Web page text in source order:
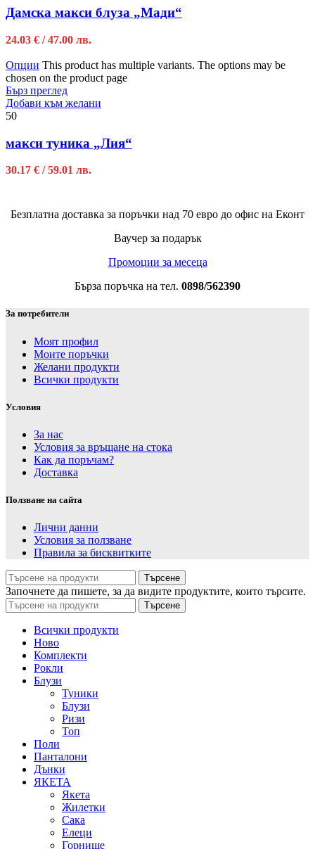
Дамска макси блуза „Мади“
24.03 € / 47.00 лв.
Опции This product has multiple variants. The options may be
chosen on the product page
Бърз преглед
Добави към желани
50
макси туника „Лия“
30.17 € / 59.01 лв.
Безплатна доставка за поръчки над 70 евро до офис на Еконт
Ваучер за подарък
Промоции за месеца
Бърза поръчка на тел. 0898/562390
За потребители
Моят профил
Моите поръчки
Желани продукти
Всички продукти
Условия
За нас
Условия за връщане на стока
Как да поръчам?
Доставка
Ползване на сайта
Лични данни
Условия за ползване
Правила за бисквитките
Търсене
Започнете да пишете, за да видите продуктите, които търсите.
Търсене
Всички продукти
Ново
Комплекти
Рокли
Блузи
Туники
Блузи
Ризи
Топ
Поли
Панталони
Дънки
ЯКЕТА
Якета
Жилетки
Сака
Елеци
Горнище